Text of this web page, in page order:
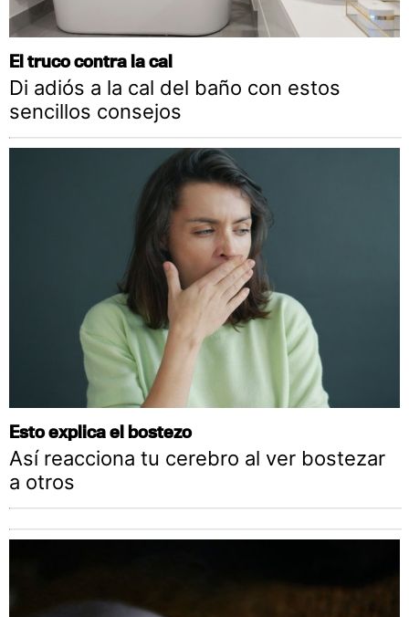
El truco contra la cal
Di adiós a la cal del baño con estos
sencillos consejos
Esto explica el bostezo
Así reacciona tu cerebro al ver bostezar
a otros